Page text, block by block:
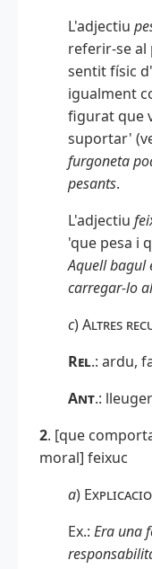
L'adjectiu
referir-se al
sentit físic
igualment
figurat que
suportar'
furgoneta
pesants.
L'adjectiu
'que pesa i
Aquell bagul
carregar-lo
c)Altres
Rel.: ardu,
Ant.: lleuger
2. [que
moral] feixuc
a)
Ex.: Era una